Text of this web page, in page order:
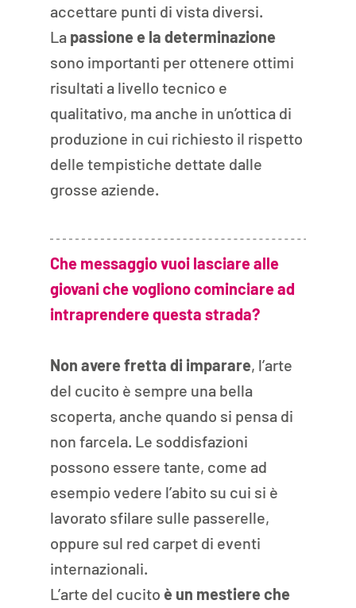
accettare punti di vista diversi.
La passione e la determinazione
sono importanti per ottenere ottimi
risultati a livello tecnico e
qualitativo, ma anche in un’ottica di
produzione in cui richiesto il rispetto
delle tempistiche dettate dalle
grosse aziende.
Che messaggio vuoi lasciare alle
giovani che vogliono cominciare ad
intraprendere questa strada?
Non avere fretta di imparare, l’arte
del cucito è sempre una bella
scoperta, anche quando si pensa di
non farcela. Le soddisfazioni
possono essere tante, come ad
esempio vedere l’abito su cui si è
lavorato sfilare sulle passerelle,
oppure sul red carpet di eventi
internazionali.
L’arte del cucito è un mestiere che